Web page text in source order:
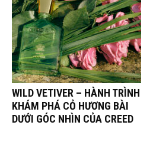
WILD VETIVER – HÀNH TRÌNH
KHÁM PHÁ CỎ HƯƠNG BÀI
DƯỚI GÓC NHÌN CỦA CREED